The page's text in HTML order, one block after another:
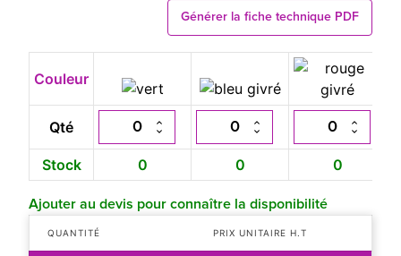
Générer la fiche technique PDF
Couleur
Qté
Stock 0 0 0
Ajouter au devis pour connaître la disponibilité
QUANTITÉ PRIX UNITAIRE H.T